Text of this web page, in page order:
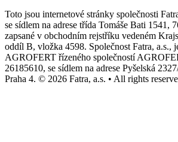
Toto jsou internetové stránky společnosti
se sídlem na adrese třída Tomáše Bati 1541,
zapsané v obchodním rejstříku vedeném
oddíl B, vložka 4598. Společnost Fatra, a.s.,
AGROFERT řízeného společností
26185610, se sídlem na adrese Pyšelská
Praha 4. © 2026 Fatra, a.s. • All rights